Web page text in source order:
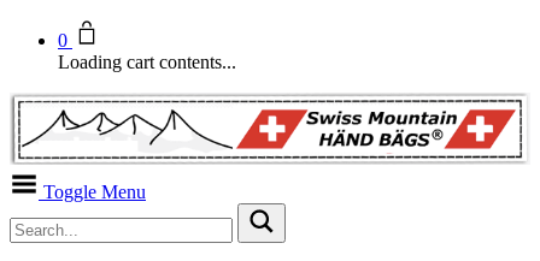
0
Loading cart contents...
Toggle Menu